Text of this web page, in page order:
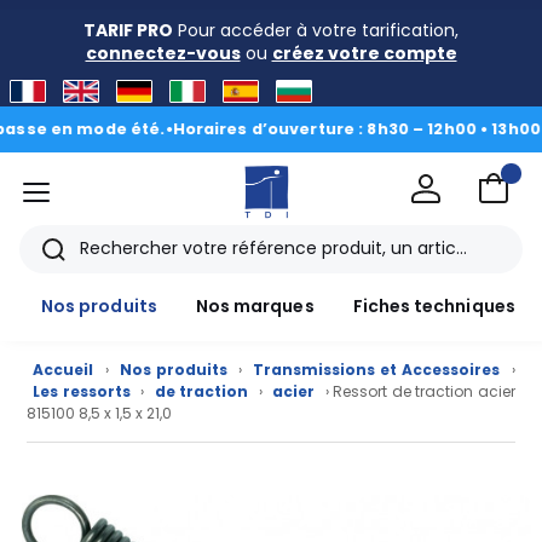
TARIF PRO Pour accéder à votre tarification,
connectez-vousou créez votre compte
en mode été. •Horaires d’ouverture : 8h30 – 12h00 • 13h00 -
menu
Rechercher
Nos produits
Nos marques Fiches techniques
Accueil › Nos produits › Transmissions et Accessoires
›
Les ressorts › de traction › acier
› Ressort de traction acier
815100 8,5 x 1,5 x 21,0